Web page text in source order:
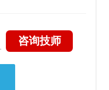
咨询技师